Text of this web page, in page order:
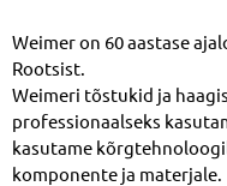
Weimer on 60 aastase
Rootsist.
Weimeri tõstukid ja
professionaalseks
kasutame
komponente ja materjale.